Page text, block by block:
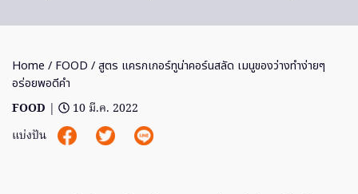
Home / FOOD / สูตร แครกเกอร์ทูน่าคอร์นสลัด เมนูของว่างทำง่ายๆ
อร่อยพอดีคำ
FOOD |
10 มี.ค. 2022
แบ่งปัน